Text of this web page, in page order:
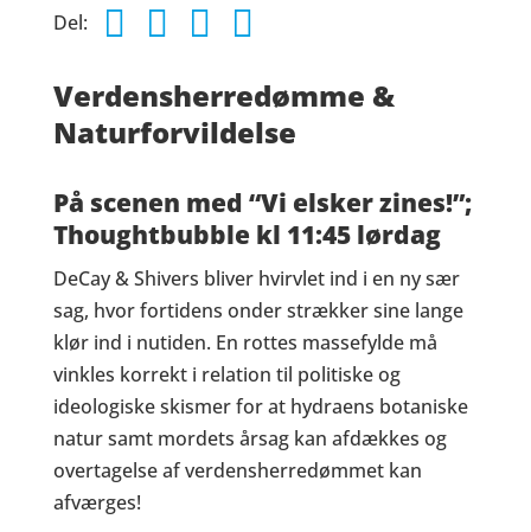
Del:
Verdensherredømme &
Naturforvildelse
På scenen med “Vi elsker zines!”;
Thoughtbubble kl 11:45 lørdag
DeCay & Shivers bliver hvirvlet ind i en ny sær
sag, hvor fortidens onder strækker sine lange
klør ind i nutiden. En rottes massefylde må
vinkles korrekt i relation til politiske og
ideologiske skismer for at hydraens botaniske
natur samt mordets årsag kan afdækkes og
overtagelse af verdensherredømmet kan
afværges!